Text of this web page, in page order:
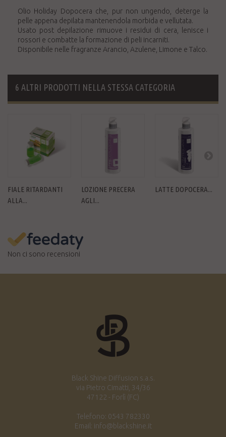
Olio Holiday Dopocera che, pur non ungendo, deterge la
pelle appena depilata mantenendola morbida e vellutata.
Usato post depilazione rimuove i residui di cera, lenisce i
rossori e combatte la formazione di peli incarniti.
Disponibile nelle fragranze Arancio, Azulene, Limone e Talco.
6 ALTRI PRODOTTI NELLA STESSA CATEGORIA
FIALE RITARDANTI
ALLA...
LOZIONE PRECERA
AGLI...
LATTE DOPOCERA...
Non ci sono recensioni
Black Shine Diffusion s.a.s.
via Pietro Cimatti, 34/36
47122 - Forlì (FC)
Telefono: 0543 782330
Email: info@blackshine.it